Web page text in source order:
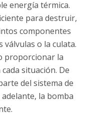
energía térmica.
para destruir,
componentes
válvulas o la culata.
proporcionar la
situación. De
del sistema de
la bomba